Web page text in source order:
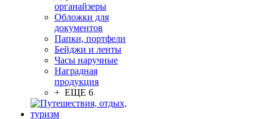
органайзеры
Обложки для
документов
Папки, портфели
Бейджи и ленты
Часы наручные
Наградная
продукция
+ ЕЩЕ 6